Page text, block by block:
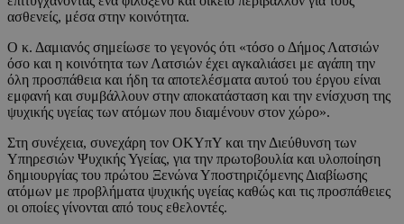
ασθενείς, μέσα στην κοινότητα.
Ο κ. Δαμιανός σημείωσε το γεγονός ότι «τόσο ο Δήμος Λατσιών
όσο και η κοινότητα των Λατσιών έχει αγκαλιάσει με αγάπη την
όλη προσπάθεια και ήδη τα αποτελέσματα αυτού του έργου είναι
εμφανή και συμβάλλουν στην αποκατάσταση και την ενίσχυση της
ψυχικής υγείας των ατόμων που διαμένουν στον χώρο».
Στη συνέχεια, συνεχάρη τον ΟΚΥπΥ και την Διεύθυνση των
Υπηρεσιών Ψυχικής Υγείας, για την πρωτοβουλία και υλοποίηση
δημιουργίας του πρώτου Ξενώνα Υποστηριζόμενης Διαβίωσης
ατόμων με προβλήματα ψυχικής υγείας καθώς και τις προσπάθειες
οι οποίες γίνονται από τους εθελοντές.